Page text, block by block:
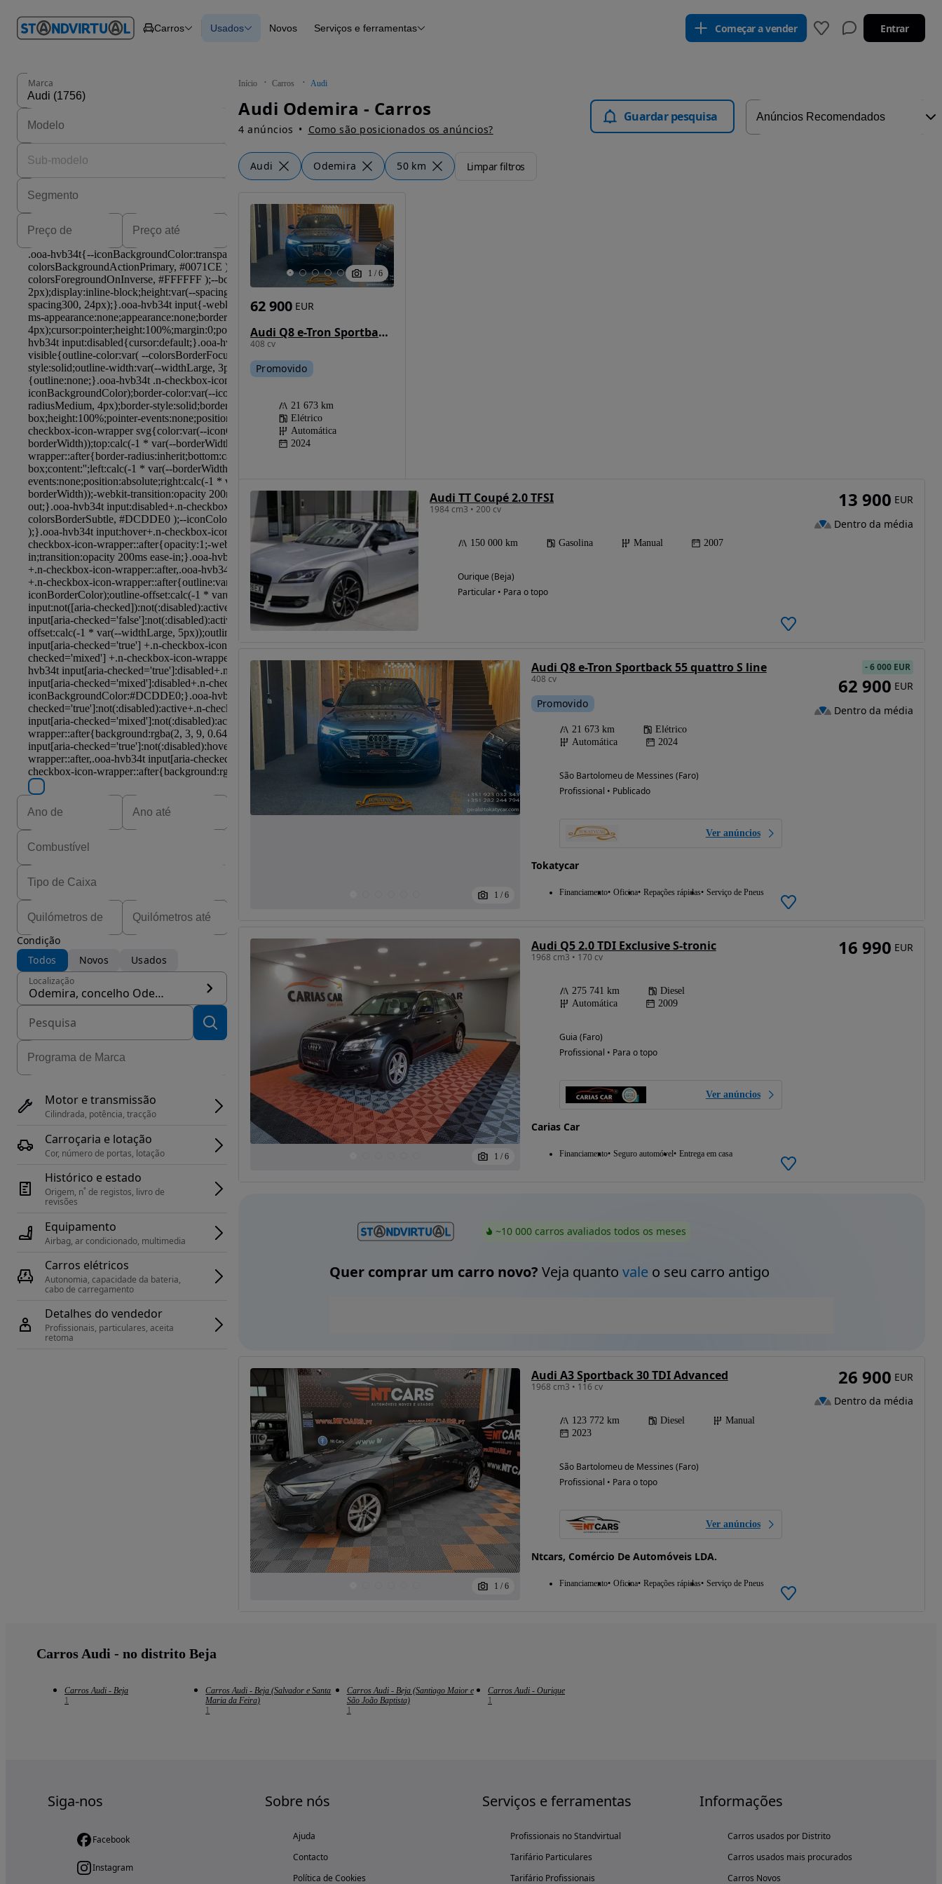
em
Carros Carros
Carros
Novos
Usados Novos Serviços e ferramentas Começar a vender Entrar
Início Carros Audi
Audi Odemira - Carros
4 anúncios Como são posicionados os anúncios?
Guardar pesquisa
Audi Odemira 50 km Limpar filtros
Marca
Possibilidade de
financiamento
Condição
Todos
Novos Usados
Localização
Odemira, concelho Odemira
Motor e transmissão
Cilindrada, potência, tracção
Carroçaria e lotação
Cor, número de portas, lotação
Histórico e estado
Origem, n˚ de registos, livro de
revisões
Equipamento
Airbag, ar condicionado, multimedia
Carros elétricos
Autonomia, capacidade da bateria,
cabo de carregamento
Detalhes do vendedor
Profissionais, particulares, aceita
retoma
1 / 6
Audi Q8 e-Tron Sportback 55 quattro S line
408 cv
62 900 EUR
Promovido
21 673 km
Elétrico
Automática
2024
Audi TT Coupé 2.0 TFSI
1984 cm3 • 200 cv
150 000 km Gasolina Manual 2007
Ourique (Beja)
Particular • Para o topo
13 900 EUR
Dentro da média
1 / 6
Audi Q8 e-Tron Sportback 55 quattro S line
408 cv
Promovido
21 673 km
Elétrico
Automática
2024
São Bartolomeu de Messines (Faro)
Profissional • Publicado
Ver anúncios
Tokatycar
Financiamento Oficina Repações rápidas Serviço de Pneus
-6 000 EUR
62 900 EUR
Dentro da média
1 / 6
Audi Q5 2.0 TDI Exclusive S-tronic
1968 cm3 • 170 cv
275 741 km
Diesel
Automática
2009
Guia (Faro)
Profissional • Para o topo
Ver anúncios
Carias Car
Financiamento Seguro automóvel Entrega em casa
16 990 EUR
~10 000 carros avaliados todos os meses
Quer comprar um carro novo? Veja quanto valeo seu carro antigo
1 / 6
Audi A3 Sportback 30 TDI Advanced
1968 cm3 • 116 cv
123 772 km Diesel
Manual
2023
São Bartolomeu de Messines (Faro)
Profissional • Para o topo
Ver anúncios
Ntcars, Comércio De Automóveis LDA.
Financiamento Oficina Repações rápidas Serviço de Pneus
26 900 EUR
Dentro da média
Carros Audi - no distrito Beja
Carros Audi - Beja
1
Carros Audi - Beja (Salvador e Santa
Maria da Feira)
1
Carros Audi - Beja (Santiago Maior e
São João Baptista)
1
Carros Audi - Ourique
1
Siga-nos
Facebook
Instagram
Sobre nós
Ajuda
Contacto
Política de Cookies
Serviços e ferramentas
Profissionais no Standvirtual
Tarifário Particulares
Tarifário Profissionais
Informações
Carros usados por Distrito
Carros usados mais procurados
Carros Novos